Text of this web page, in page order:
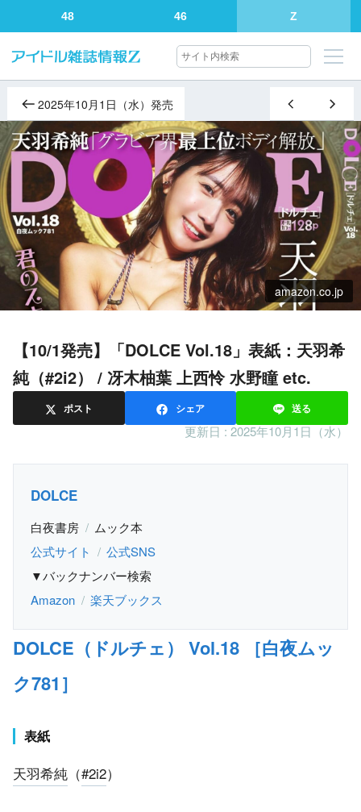
48 46 Z
2025年10月1日（水）発売
amazon.co.jp
【10/1発売】「DOLCE Vol.18」表紙：天羽希
純（#2i2） / 冴木柚葉 上西怜 水野瞳 etc.
ポスト シェア 送る
更新日 : 2025年10月1日（水）
DOLCE
白夜書房
ムック本
公式サイト
公式SNS
▼バックナンバー検索
Amazon
楽天ブックス
DOLCE（ドルチェ） Vol.18 ［白夜ムッ
ク781］
表紙
天羽希純 （#2i2）